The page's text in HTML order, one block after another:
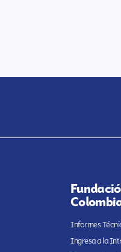
Informes
Ingresa a la